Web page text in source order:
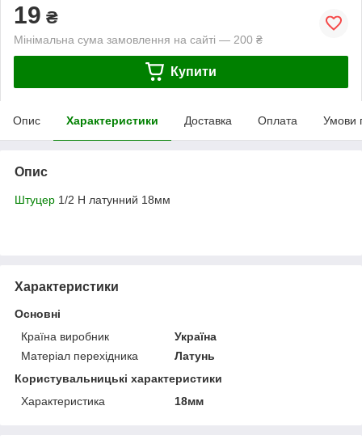
19 ₴
Мінімальна сума замовлення на сайті — 200 ₴
Купити
Опис Характеристики Доставка Оплата Умови
Опис
Штуцер 1/2 Н латунний 18мм
Характеристики
Основні
Країна виробник
Україна
Матеріал перехідника
Латунь
Користувальницькі характеристики
Характеристика
18мм